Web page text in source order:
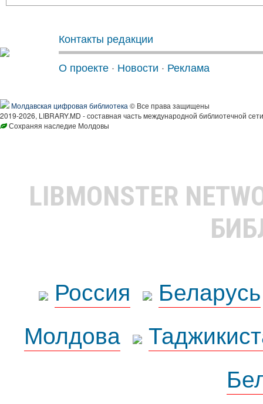
Контакты редакции
О проекте · Новости · Реклама
Молдавская цифровая библиотека © Все права защищены
2019-2026, LIBRARY.MD - составная часть международной библиотечной
Сохраняя наследие Молдовы
LIBMONSTER
Россия
Беларусь
Молдова